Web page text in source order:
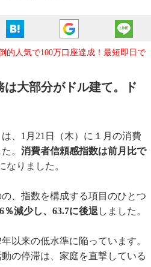
的人気で100万口座達成！最短即日で
大部分がドル建て。ド
は、1月21日（木）に１月の消費
。 消費者信頼感指数は前月比で
なりました。
、指数を構成する項目のひとつ
％減少し、63.7に後退 しました。
以来の低水準に陥っています。
の停滞は、家庭を直撃している